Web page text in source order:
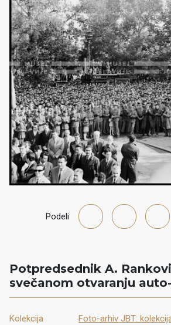
Podeli
Potpredsednik A.
svečanom otvaranju
Kolekcija
Foto-arhiv JBT: